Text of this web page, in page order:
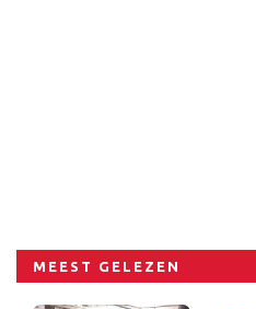
MEEST GELEZEN